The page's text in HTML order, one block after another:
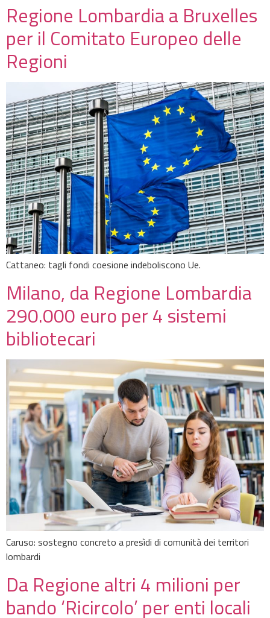
Regione Lombardia a Bruxelles
per il Comitato Europeo delle
Regioni
Cattaneo: tagli fondi coesione indeboliscono Ue.
Milano, da Regione Lombardia
290.000 euro per 4 sistemi
bibliotecari
Caruso: sostegno concreto a presìdi di comunità dei territori
lombardi
Da Regione altri 4 milioni per
bando ‘Ricircolo’ per enti locali